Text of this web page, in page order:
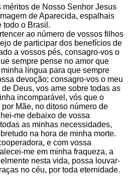
de Nosso Senhor Jesus
de Aparecida, espalhais
todo o Brasil.
ao número de vossos filhos
de participar dos benefícios de
a vossos pés, consagro-vos o
sempre pense no amor que
língua para que sempre
devoção; consagro-vos o meu
Deus, vos ame sobre todas as
incomparável, vós que o
Mãe, no ditoso número de
me debaixo de vossa
as minhas necessidades,
na hora de minha morte.
e com vossa
me em minha fraqueza, a
nesta vida, possa louvar-
no céu, por toda eternidade.